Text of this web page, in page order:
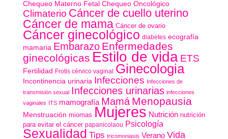
Chequeo Materno Fetal Chequeo Oncológico
Climaterio Cáncer de cuello uterino
Cáncer de mama Cáncer de ovario
Cáncer ginecológico diabetes ecografía
mamaria Embarazo Enfermedades
ginecológicas Estilo de vida ETS
Fertilidad Frotis cérvico vaginal Ginecologia
Incontinencia urinaria Infecciones Infecciones de
transmisión sexual Infecciones urinarias infecciones
vaginales ITS mamografía Mamá Menopausia
Menstruación miomas Mujeres Nutrición nutrición
para evitar el cáncer papanicolaou Psicología
Sexualidad Tips tricomoniasis Verano Vida